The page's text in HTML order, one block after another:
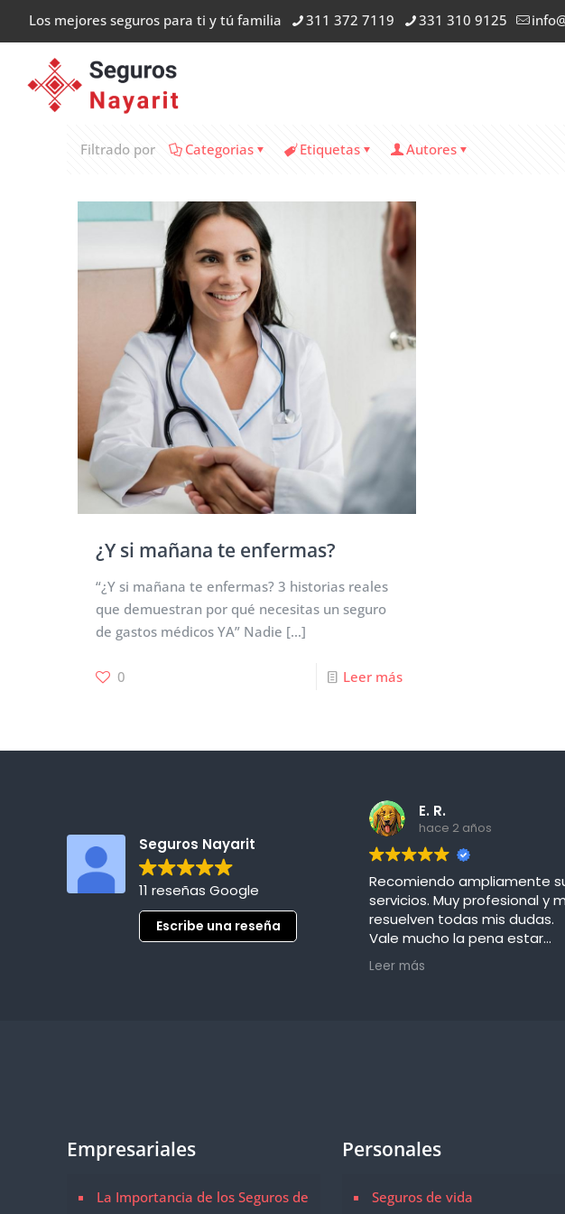
Los mejores seguros para ti y tú familia 311 372 7119 331 310 9125
Filtrado por Categorias Etiquetas Autores
¿Y si mañana te enfermas?
“¿Y si mañana te enfermas? 3 historias reales
que demuestran por qué necesitas un seguro
de gastos médicos YA” Nadie […]
0 Leer más
Seguros Nayarit
11 reseñas Google
Escribe una reseña
E. R.
hace 2 años
Recomiendo ampliamente
servicios. Muy profesional y
resuelven todas mis dudas.
Vale mucho la pena estar
asegurado con Seguros
👌🏻
Leer más
Empresariales
La Importancia de los Seguros de
Personales
Seguros de vida